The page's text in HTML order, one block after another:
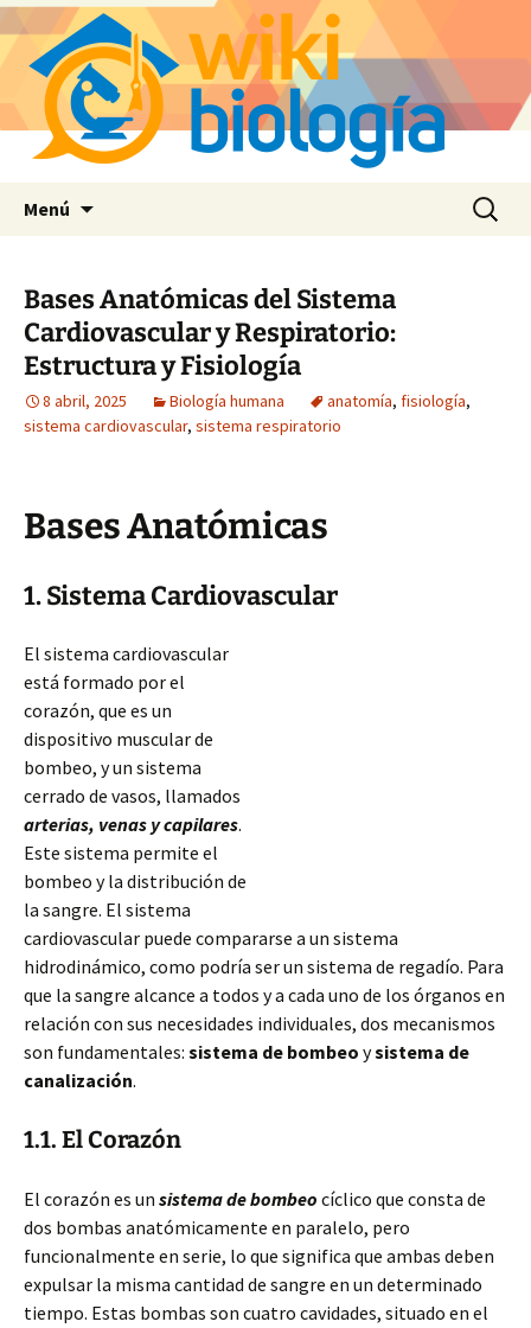
Menú Buscar:
Bases Anatómicas del Sistema
Cardiovascular y Respiratorio:
Estructura y Fisiología
8 abril, 2025 Biología humana anatomía, fisiología,
sistema cardiovascular, sistema respiratorio
Bases Anatómicas
1. Sistema Cardiovascular
El sistema cardiovascular
está formado por el
corazón, que es un
dispositivo muscular de
bombeo, y un sistema
cerrado de vasos, llamados
arterias, venas y capilares.
Este sistema permite el
bombeo y la distribución de
la sangre. El sistema
cardiovascular puede compararse a un sistema
hidrodinámico, como podría ser un sistema de regadío. Para
que la sangre alcance a todos y a cada uno de los órganos en
relación con sus necesidades individuales, dos mecanismos
son fundamentales: sistema de bombeo ysistema de
canalización.
1.1. El Corazón
El corazón es un sistema de bombeo cíclico que consta de
dos bombas anatómicamente en paralelo, pero
funcionalmente en serie, lo que significa que ambas deben
expulsar la misma cantidad de sangre en un determinado
tiempo. Estas bombas son cuatro cavidades, situado en el